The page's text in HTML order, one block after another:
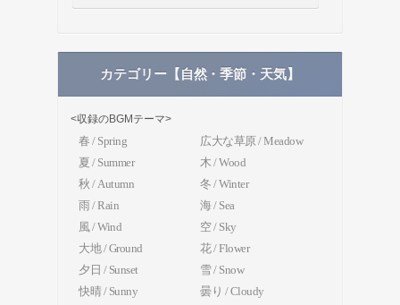
カテゴリー【自然・季節・天気】
<収録のBGMテーマ>
春 / Spring
広大な草原 / Meadow
夏 / Summer
木 / Wood
秋 / Autumn
冬 / Winter
雨 / Rain
海 / Sea
風 / Wind
空 / Sky
大地 / Ground
花 / Flower
夕日 / Sunset
雪 / Snow
快晴 / Sunny
曇り / Cloudy